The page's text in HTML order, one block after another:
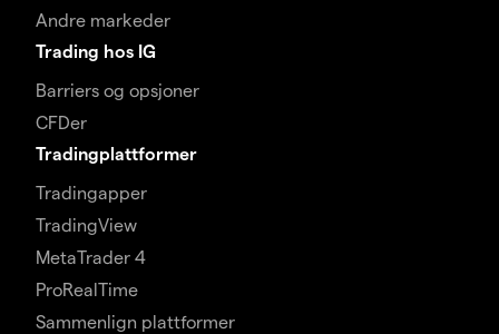
Andre markeder
Trading hos IG
Barriers og opsjoner
CFDer
Tradingplattformer
Tradingapper
TradingView
MetaTrader 4
ProRealTime
Sammenlign plattformer